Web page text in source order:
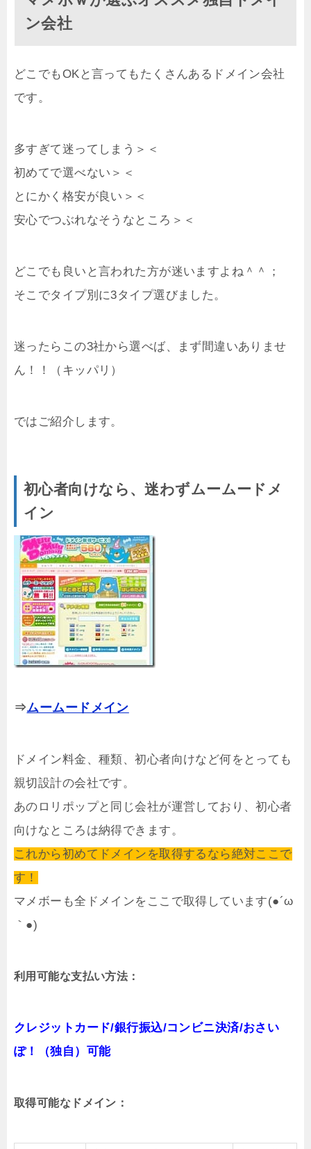
ン会社
どこでもOKと言ってもたくさんあるドメイン会社
です。
多すぎて迷ってしまう＞＜
初めてで選べない＞＜
とにかく格安が良い＞＜
安心でつぶれなそうなところ＞＜
どこでも良いと言われた方が迷いますよね＾＾；
そこでタイプ別に3タイプ選びました。
迷ったらこの3社から選べば、まず間違いありませ
ん！！（キッパリ）
ではご紹介します。
初心者向けなら、迷わずムームードメ
イン
⇒ムームードメイン
ドメイン料金、種類、初心者向けなど何をとっても
親切設計の会社です。
あのロリポップと同じ会社が運営しており、初心者
向けなところは納得できます。
これから初めてドメインを取得するなら絶対ここで
す！
マメボーも全ドメインをここで取得しています(●´ω
｀●)
利用可能な支払い方法：
クレジットカード/銀行振込/コンビニ決済/おさい
ぽ！（独自）可能
取得可能なドメイン：